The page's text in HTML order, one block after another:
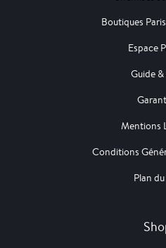
Boutiques
Espace
Guide
Mentions
Conditions
Plan